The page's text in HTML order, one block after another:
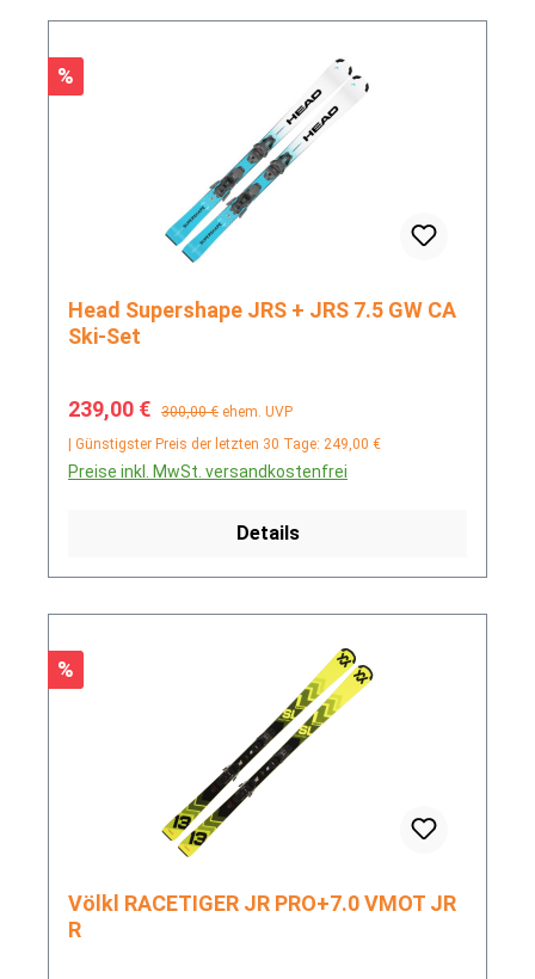
Rabatt
%
Head Supershape JRS + JRS 7.5 GW CA
Ski-Set
Verkaufspreis:
239,00 € Regulärer Preis:
300,00 € ehem. UVP
| Günstigster Preis der letzten 30 Tage: 249,00 €
Preise inkl. MwSt. versandkostenfrei
Details
Rabatt
%
Völkl RACETIGER JR PRO+7.0 VMOT JR
R